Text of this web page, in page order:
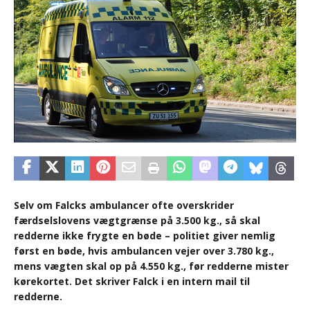
Selv om Falcks ambulancer ofte overskrider
færdselslovens vægtgrænse på 3.500 kg., så skal
redderne ikke frygte en bøde – politiet giver nemlig
først en bøde, hvis ambulancen vejer over 3.780 kg.,
mens vægten skal op på 4.550 kg., før redderne mister
kørekortet. Det skriver Falck i en intern mail til
redderne.